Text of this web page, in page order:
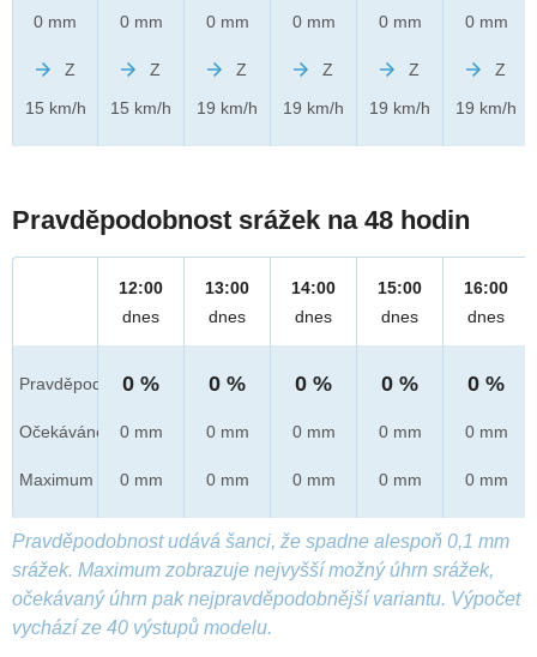
0 mm
Z
15 km/h
0 mm
Z
15 km/h
0 mm
Z
19 km/h
0 mm
Z
19 km/h
0 mm
Z
19 km/h
0 mm
Z
19 km/h
Pravděpodobnost srážek na 48 hodin
Pravděpod.
Očekáváno
Maximum
12:00
dnes
0 %
0 mm
0 mm
13:00
dnes
0 %
0 mm
0 mm
14:00
dnes
0 %
0 mm
0 mm
15:00
dnes
0 %
0 mm
0 mm
16:00
dnes
0 %
0 mm
0 mm
Pravděpodobnost udává šanci, že spadne alespoň 0,1 mm
srážek. Maximum zobrazuje nejvyšší možný úhrn srážek,
očekávaný úhrn pak nejpravděpodobnější variantu. Výpočet
vychází ze 40 výstupů modelu.